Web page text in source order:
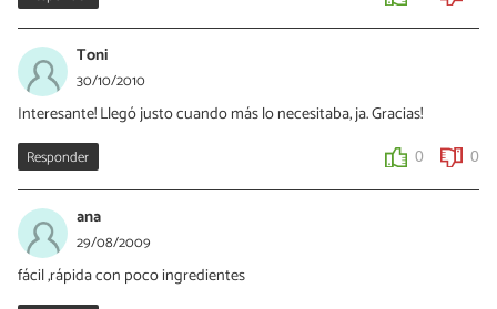
Toni
30/10/2010
Interesante! Llegó justo cuando más lo necesitaba, ja. Gracias!
Responder 0 0
ana
29/08/2009
fácil ,rápida con poco ingredientes